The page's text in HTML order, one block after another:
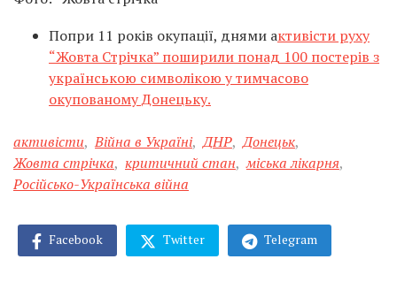
Попри 11 років окупації, днями активісти руху
“Жовта Стрічка” поширили понад 100 постерів з
українською символікою у тимчасово
окупованому Донецьку.
активісти, Війна в Україні, ДНР, Донецьк,
Жовта стрічка, критичний стан, міська лікарня,
Російсько-Українська війна
Facebook Twitter Telegram